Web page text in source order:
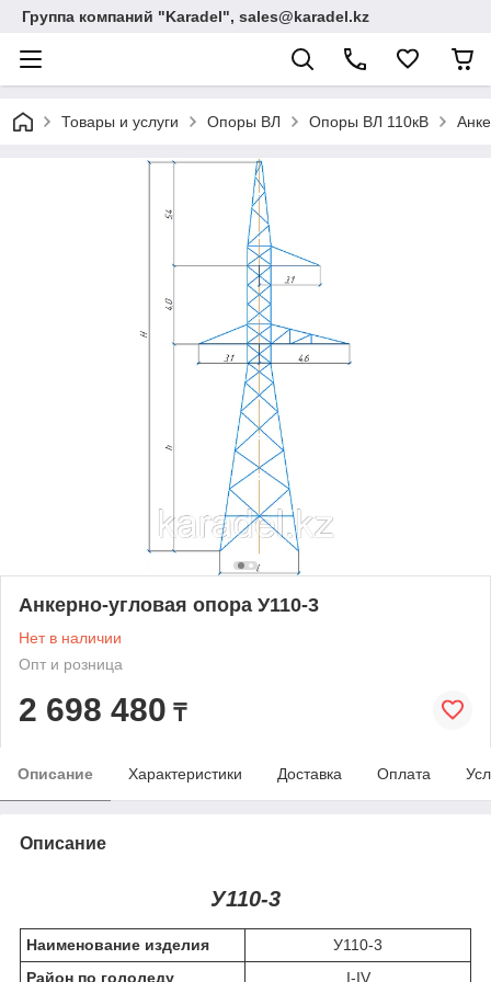
Группа компаний "Karadel", sales@karadel.kz
Товары и услуги Опоры ВЛ Опоры ВЛ 110кВ
Анкерно-угловая опора У110-3
Нет в наличии
Опт и розница
2 698 480 ₸
Описание Характеристики Доставка Оплата
Описание
У110-3
Наименование изделия
У110-3
Район по гололеду
I-IV